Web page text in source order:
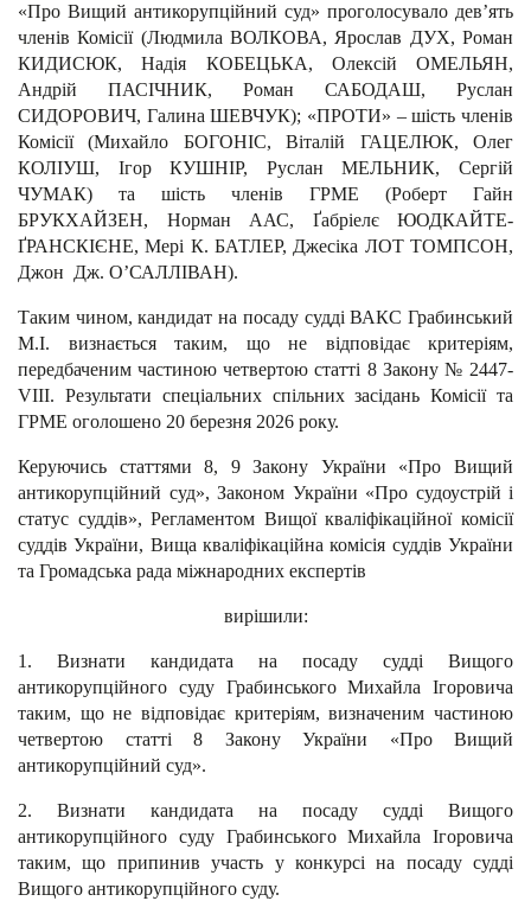
«Про Вищий антикорупційний суд» проголосувало дев’ять
членів Комісії (Людмила ВОЛКОВА, Ярослав ДУХ, Роман
КИДИСЮК, Надія КОБЕЦЬКА, Олексій ОМЕЛЬЯН,
Андрій ПАСІЧНИК, Роман САБОДАШ, Руслан
СИДОРОВИЧ, Галина ШЕВЧУК); «ПРОТИ» – шість членів
Комісії (Михайло БОГОНІС, Віталій ГАЦЕЛЮК, Олег
КОЛІУШ, Ігор КУШНІР, Руслан МЕЛЬНИК, Сергій
ЧУМАК) та шість членів ГРМЕ (Роберт Гайн
БРУКХАЙЗЕН, Норман ААС, Ґабріелє ЮОДКАЙТЕ-
ҐРАНСКІЄНЕ, Мері К. БАТЛЕР, Джесіка ЛОТ ТОМПСОН,
Джон Дж. О’САЛЛІВАН).
Таким чином, кандидат на посаду судді ВАКС Грабинський
М.І. визнається таким, що не відповідає критеріям,
передбаченим частиною четвертою статті 8 Закону № 2447-
VІІІ. Результати спеціальних спільних засідань Комісії та
ГРМЕ оголошено 20 березня 2026 року.
Керуючись статтями 8, 9 Закону України «Про Вищий
антикорупційний суд», Законом України «Про судоустрій і
статус суддів», Регламентом Вищої кваліфікаційної комісії
суддів України, Вища кваліфікаційна комісія суддів України
та Громадська рада міжнародних експертів
вирішили:
1. Визнати кандидата на посаду судді Вищого
антикорупційного суду Грабинського Михайла Ігоровича
таким, що не відповідає критеріям, визначеним частиною
четвертою статті 8 Закону України «Про Вищий
антикорупційний суд».
2. Визнати кандидата на посаду судді Вищого
антикорупційного суду Грабинського Михайла Ігоровича
таким, що припинив участь у конкурсі на посаду судді
Вищого антикорупційного суду.